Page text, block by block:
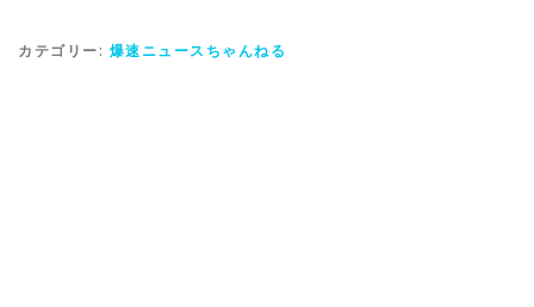
カテゴリー: 爆速ニュースちゃんねる